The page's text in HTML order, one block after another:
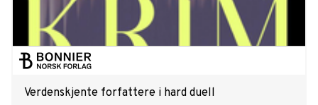
Verdenskjente forfattere i hard duell